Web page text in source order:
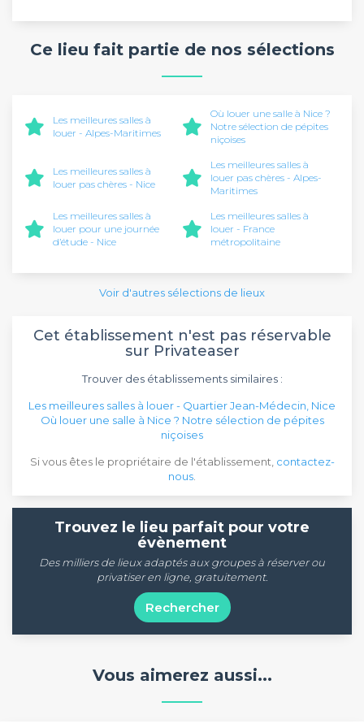
Ce lieu fait partie de nos sélections
Les meilleures salles à
louer - Alpes-Maritimes
Où louer une salle à Nice ?
Notre sélection de pépites
niçoises
Les meilleures salles à
louer pas chères - Nice
Les meilleures salles à
louer pas chères - Alpes-
Maritimes
Les meilleures salles à
louer pour une journée
d’étude - Nice
Les meilleures salles à
louer - France
métropolitaine
Voir d'autres sélections de lieux
Cet établissement n'est pas réservable
sur Privateaser
Trouver des établissements similaires :
Les meilleures salles à louer - Quartier Jean-Médecin, Nice
Où louer une salle à Nice ? Notre sélection de pépites
niçoises
Si vous êtes le propriétaire de l'établissement, contactez-
nous
Trouvez le lieu parfait pour votre
évènement
Des milliers de lieux adaptés aux groupes à réserver ou
privatiser en ligne, gratuitement.
Rechercher
Vous aimerez aussi...